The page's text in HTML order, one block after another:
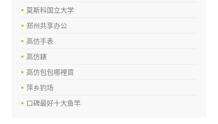
莫斯科国立大学
郑州共享办公
高仿手表
高仿錶
高仿包包哪裡買
萍乡钓场
口碑最好十大鱼竿